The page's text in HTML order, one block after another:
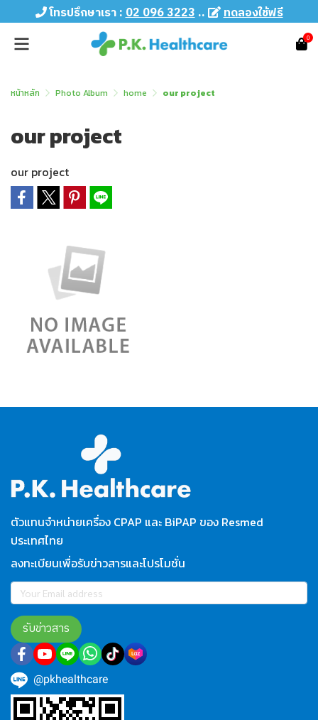
โทรปรึกษาเรา :02 096 3223.. ทดลองใช้ฟรี
0
หน้าหลัก Photo Album home our project
our project
our project
ตัวแทนจำหน่ายเครื่อง CPAP และ BiPAP ของ Resmed
ประเทศไทย
ลงทะเบียนเพื่อรับข่าวสารและโปรโมชั่น
รับข่าวสาร
@pkhealthcare